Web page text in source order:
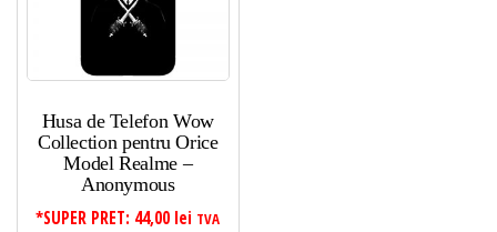
Husa de Telefon Wow
Collection pentru Orice
Model Realme –
Anonymous
*SUPER PRET: 44,00 lei TVA